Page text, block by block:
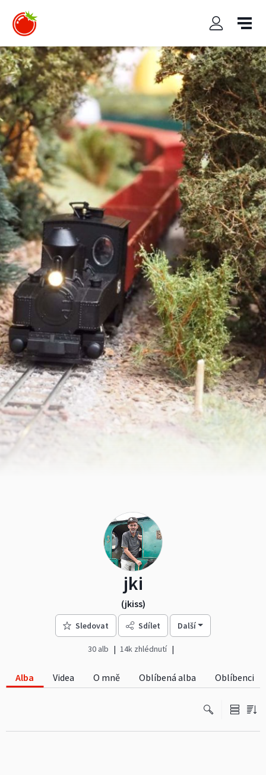
jki
(jkiss)
Sledovat Sdílet Další
30 alb 14k zhlédnutí
Alba Videa O mně Oblíbená alba Oblíbenci